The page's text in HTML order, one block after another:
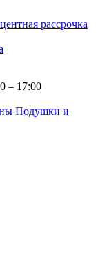
рассрочка
– 17:00
Подушки и